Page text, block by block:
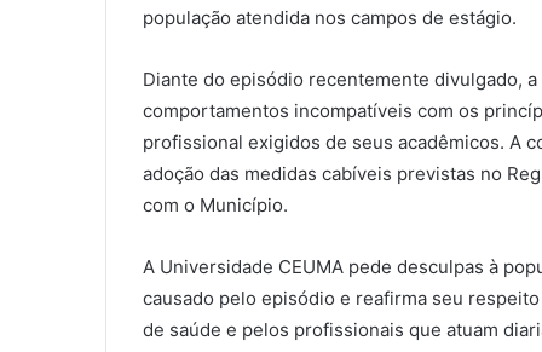
população atendida nos campos de estágio.
Diante do episódio recentemente divulgado,
comportamentos incompatíveis com os
profissional exigidos de seus acadêmicos. A
adoção das medidas cabíveis previstas no
com o Município.
A Universidade CEUMA pede desculpas à
causado pelo episódio e reafirma seu
de saúde e pelos profissionais que atuam